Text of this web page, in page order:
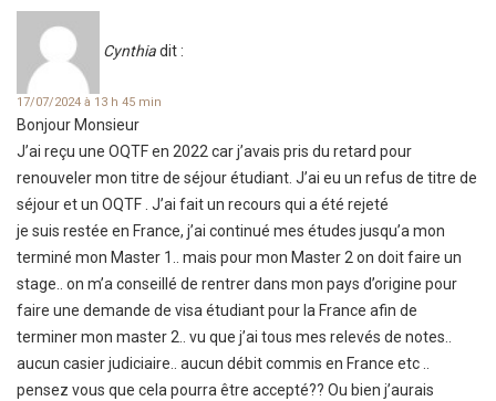
Cynthiadit :
17/07/2024 à 13 h 45 min
Bonjour Monsieur
J’ai reçu une OQTF en 2022 car j’avais pris du retard pour
renouveler mon titre de séjour étudiant. J’ai eu un refus de titre de
séjour et un OQTF . J’ai fait un recours qui a été rejeté
je suis restée en France, j’ai continué mes études jusqu’a mon
terminé mon Master 1.. mais pour mon Master 2 on doit faire un
stage.. on m’a conseillé de rentrer dans mon pays d’origine pour
faire une demande de visa étudiant pour la France afin de
terminer mon master 2.. vu que j’ai tous mes relevés de notes..
aucun casier judiciaire.. aucun débit commis en France etc ..
pensez vous que cela pourra être accepté?? Ou bien j’aurais